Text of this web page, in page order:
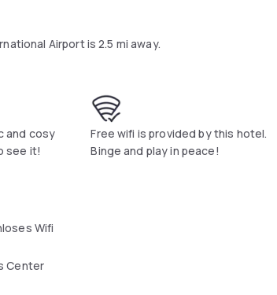
Airport is 2.5 mi away.
and cosy
see it!
Free wifi is provided by this hotel.
Binge and play in peace!
Wifi
Center